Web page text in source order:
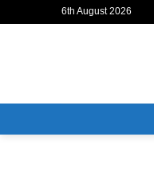
6th August 2026